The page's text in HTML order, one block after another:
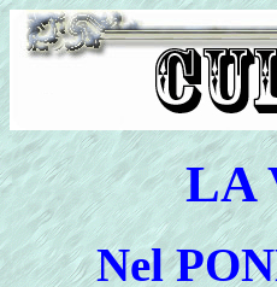
LA
Nel